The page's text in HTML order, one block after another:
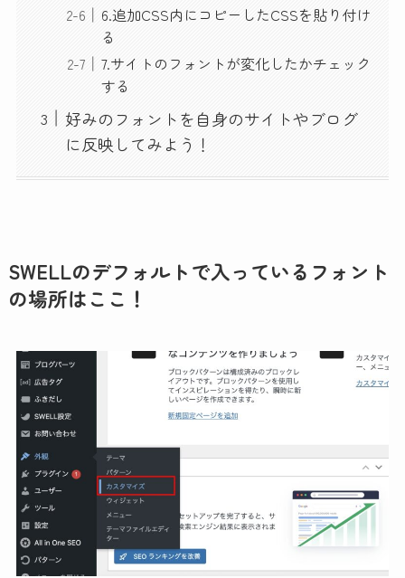
6.追加CSS内にコピーしたCSSを貼り付け
る
7.サイトのフォントが変化したかチェック
する
好みのフォントを自身のサイトやブログ
に反映してみよう！
SWELLのデフォルトで入っているフォント
の場所はここ！